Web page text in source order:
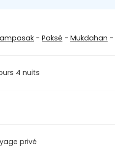
- Paksé - Mukdahan -
4 nuits
privé